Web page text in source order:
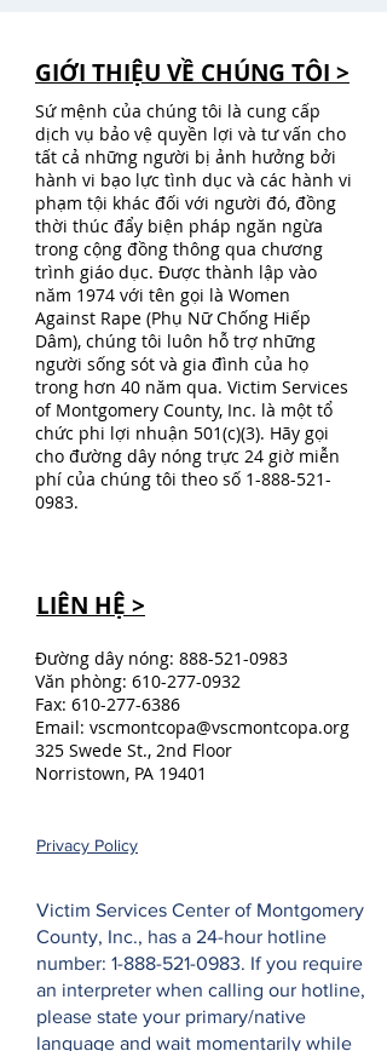
GIỚI THIỆU VỀ CHÚNG TÔI >
Sứ mệnh của chúng tôi là cung cấp
dịch vụ bảo vệ quyền lợi và tư vấn cho
tất cả những người bị ảnh hưởng bởi
hành vi bạo lực tình dục và các hành vi
phạm tội khác đối với người đó, đồng
thời thúc đẩy biện pháp ngăn ngừa
trong cộng đồng thông qua chương
trình giáo dục. Được thành lập vào
năm 1974 với tên gọi là Women
Against Rape (Phụ Nữ Chống Hiếp
Dâm), chúng tôi luôn hỗ trợ những
người sống sót và gia đình của họ
trong hơn 40 năm qua. Victim Services
of Montgomery County, Inc. là một tổ
chức phi lợi nhuận 501(c)(3). Hãy gọi
cho đường dây nóng trực 24 giờ miễn
phí của chúng tôi theo số 1-888-521-
0983.
LIÊN HỆ >
Đường dây nóng: 888-521-0983
Văn phòng: 610-277-0932
Fax: 610-277-6386
Email: vscmontcopa@vscmontcopa.org
325 Swede St., 2nd Floor
Norristown, PA 19401
Privacy Policy
Victim Services Center of Montgomery
County, Inc., has a 24-hour hotline
number: 1-888-521-0983. If you require
an interpreter when calling our hotline,
please state your primary/native
language and wait momentarily while